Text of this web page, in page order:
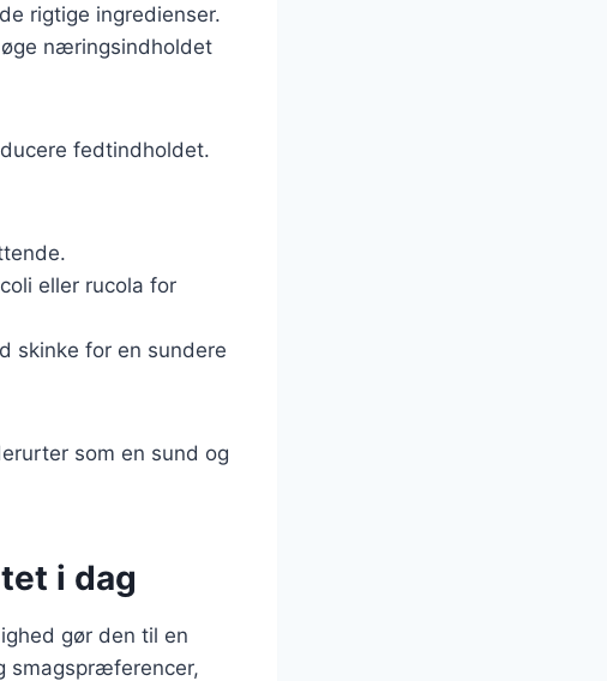
rigtige ingredienser.
næringsindholdet
fedtindholdet.
eller rucola for
skinke for en sundere
som en sund og
i dag
gør den til en
smagspræferencer,